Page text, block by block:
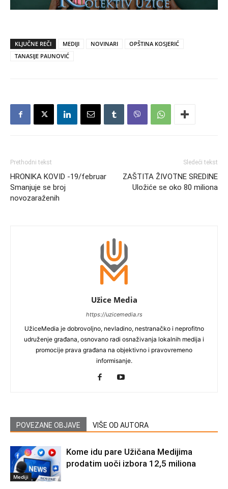
KLJUČNE REČI MEDIJI NOVINARI
OPŠTINA KOSJERIĆ
TANASIJE PAUNOVIĆ
Prethodni tekst
HRONIKA KOVID -19/februar
Smanjuje se broj
novozaraženih
Sledeći tekst
ZAŠTITA ŽIVOTNE SREDINE
Uložiće se oko 80 miliona
Užice Media
https://uzicemedia.rs
UžiceMedia je dobrovoljno, nevladino, nestranačko i neprofitno
udruženje građana, osnovano radi osnaživanja lokalnih medija i
promocije prava građana na objektivno i pravovremeno
informisanje.
POVEZANE OBJAVE VIŠE OD AUTORA
Mediji
Kome idu pare Užičana Medijima
prodatim uoči izbora 12,5 miliona